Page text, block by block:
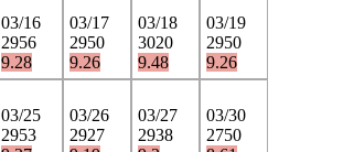
03/16
2956
9.28
03/17
2950
9.26
03/18
3020
9.48
03/19
2950
9.26
03/25
2953
03/26
2927
03/27
2938
03/30
2750